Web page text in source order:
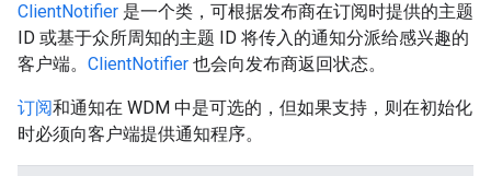
ClientNotifier 是一个类，可根据发布商在订阅时提供的主题
ID 或基于众所周知的主题 ID 将传入的通知分派给感兴趣的
客户端。 ClientNotifier 也会向发布商返回状态。
订阅和通知在 WDM 中是可选的，但如果支持，则在初始化
时必须向客户端提供通知程序。